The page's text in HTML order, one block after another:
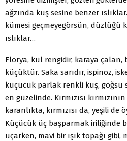
ağzında kuş sesine benzer
kümesi geçmeyegörsün, düzlüğü
ıslıklar…
Florya, kül rengidir, karaya çalan,
küçüktür. Saka sarıdır, ispinoz,
küçücük parlak renkli kuş, göğsü
en güzelinde. Kırmızısı
karanlıkta, kırmızısı da, yeşili de
Küçücük üç başparmak iriliğinde
uçarken, mavi bir ışık topağı gibi,